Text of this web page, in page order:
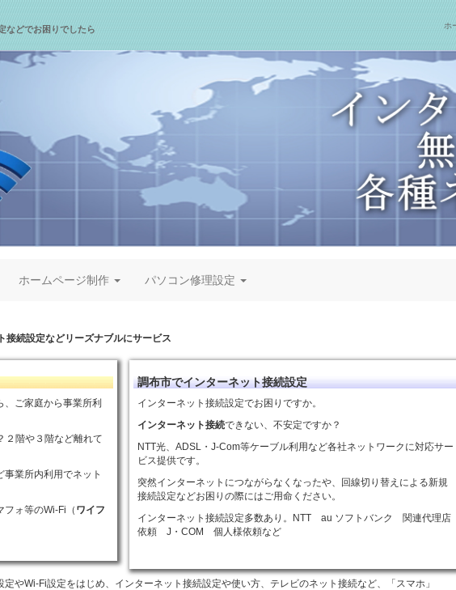
などでお困りでしたら ホ
ホームページ制作 パソコン修理設定
続設定などリーズナブルにサービス
ご家庭から事業所利
２階や３階など離れて
業所内利用でネット
フォ等のWi-Fi（ ワイフ
調布市でインターネット接続設定
インターネット接続設定でお困りですか。
インターネット接続できない、不安定ですか？
NTT光、ADSL・J-Com等ケーブル利用など各社ネットワークに対応サー
ビス提供です。
突然インターネットにつながらなくなったや、回線切り替えによる新規
接続設定などお困りの際にはご用命ください。
インターネット接続設定多数あり。NTT au ソフトバンク 関連代理店
依頼 J・COM 個人様依頼など
やWi-Fi設定をはじめ、インターネット接続設定や使い方、テレビのネット接続など、「スマホ」